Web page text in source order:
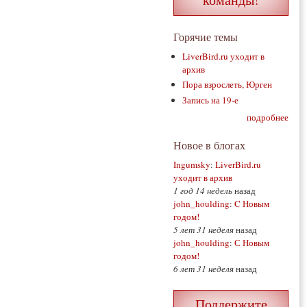
Горячие темы
LiverBird.ru уходит в
архив
Пора взрослеть, Юрген
Запись на 19-е
подробнее
Новое в блогах
Ingumsky: LiverBird.ru
уходит в архив
1 год 14 недельназад
john_houlding: C Новым
годом!
5 лет 31 неделяназад
john_houlding: С Новым
годом!
6 лет 31 неделяназад